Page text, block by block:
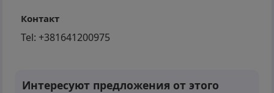
Контакт
Tel: +381641200975
Интересуют предложения от этого